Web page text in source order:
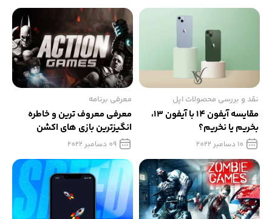
نقد و بررسی محصولات اپل
مقایسه آیفون 14 با آیفون 13،
بخریم یا نخریم؟
10 دسامبر 2022
معرفی برنامه
معرفی معروف ترین و خاطره
انگیزترین بازی های اکشن
آیفون
09 دسامبر 2022